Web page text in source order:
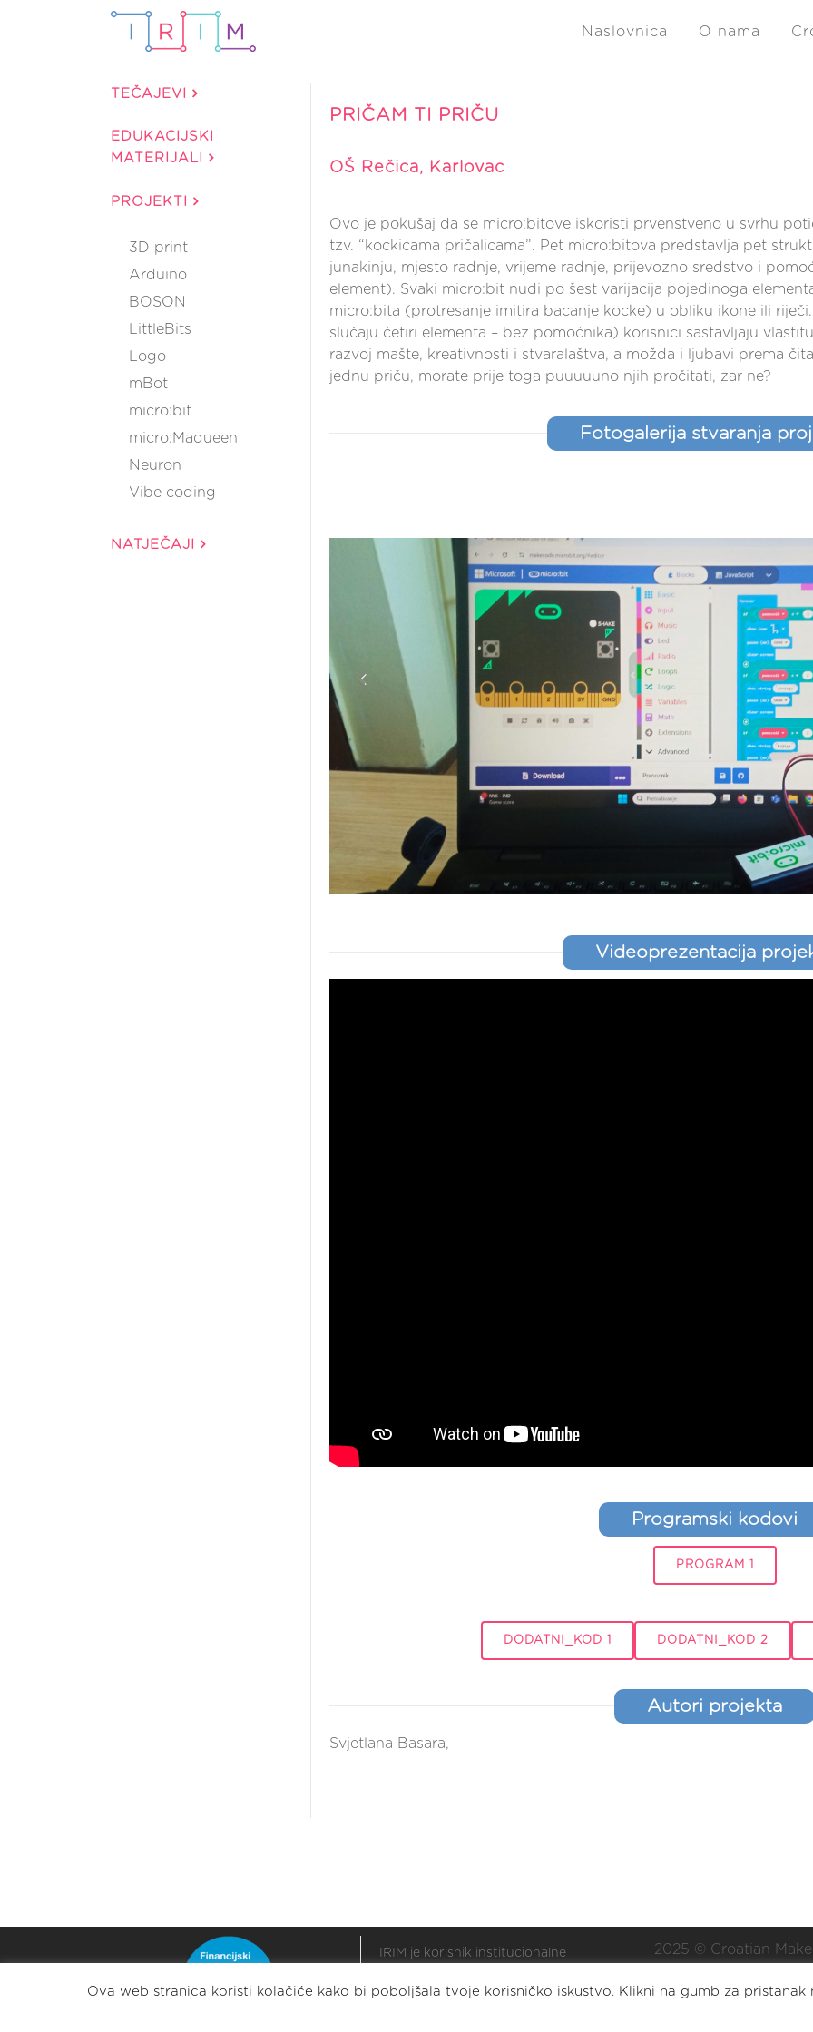
Naslovnica O nama
TEČAJEVI
EDUKACIJSKI
MATERIJALI
PROJEKTI
3D print
Arduino
BOSON
LittleBits
Logo
mBot
micro:bit
micro:Maqueen
Neuron
Vibe coding
NATJEČAJI
PRIČAM TI PRIČU
OŠ Rečica, Karlovac
Ovo je pokušaj da se micro:bitove iskoristi prvenstveno u svrhu
tzv. “kockicama pričalicama”. Pet micro:bitova predstavlja pet
junakinju, mjesto radnje, vrijeme radnje, prijevozno sredstvo i
element). Svaki micro:bit nudi po šest varijacija pojedinoga
micro:bita (protresanje imitira bacanje kocke) u obliku ikone ili
slučaju četiri elementa – bez pomoćnika) korisnici sastavljaju
razvoj mašte, kreativnosti i stvaralaštva, a možda i ljubavi prema
jednu priču, morate prije toga puuuuuno njih pročitati, zar ne?
Fotogalerija stvaranja
Videoprezentacija
Programski kodovi
PROGRAM 1
DODATNI_KOD 1 DODATNI_KOD 2
Autori projekta
Svjetlana Basara,
IRIM je korisnik institucionalne
razvoj civilnoga društva za
2025 © Croatian
Ova web stranica koristi kolačiće kako bi poboljšala tvoje korisničko iskustvo. Klikni na gumb za pristanak